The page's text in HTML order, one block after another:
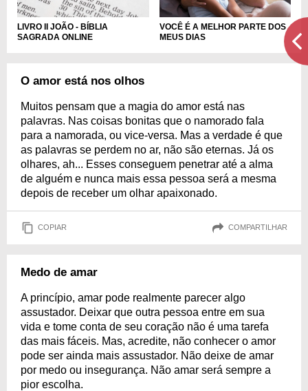
LIVRO II JOÃO - BÍBLIA
SAGRADA ONLINE
VOCÊ É A MELHOR PARTE DOS
MEUS DIAS
O amor está nos olhos
Muitos pensam que a magia do amor está nas
palavras. Nas coisas bonitas que o namorado fala
para a namorada, ou vice-versa. Mas a verdade é que
as palavras se perdem no ar, não são eternas. Já os
olhares, ah... Esses conseguem penetrar até a alma
de alguém e nunca mais essa pessoa será a mesma
depois de receber um olhar apaixonado.
COPIAR COMPARTILHAR
Medo de amar
A princípio, amar pode realmente parecer algo
assustador. Deixar que outra pessoa entre em sua
vida e tome conta de seu coração não é uma tarefa
das mais fáceis. Mas, acredite, não conhecer o amor
pode ser ainda mais assustador. Não deixe de amar
por medo ou insegurança. Não amar será sempre a
pior escolha.